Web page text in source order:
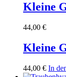
Kleine
44,00 €
Kleine
44,00 € In